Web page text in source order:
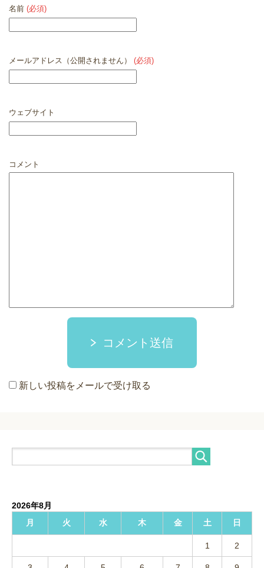
名前 (必須)
メールアドレス（公開されません） (必須)
ウェブサイト
コメント
コメント送信
新しい投稿をメールで受け取る
2026年8月
月
火 水 木 金 土 日
1 2